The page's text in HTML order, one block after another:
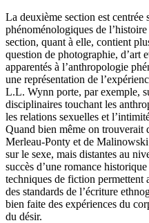
La deuxième section est centrée
phénoménologiques de
section, quant à elle, contient
question de photographie, d’art
apparentés à l’anthropologie
une représentation de
L.L. Wynn porte, par exemple,
disciplinaires touchant les
les relations sexuelles et
Quand bien même on trouverait
Merleau-Ponty et de
sur le sexe, mais distantes au
succès d’une romance
techniques de fiction permettent
des standards de l’écriture
bien faite des expériences du
du désir.